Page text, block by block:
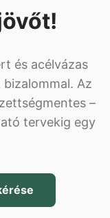
és acélvázas
Az
–
tervekig egy